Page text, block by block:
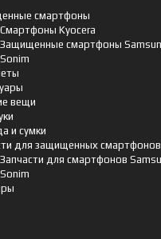
смартфоны
Смартфоны Kyocera
Защищенные смартфоны
Sonim
вещи
и сумки
для защищенных смартфонов
Запчасти для смартфонов
Sonim